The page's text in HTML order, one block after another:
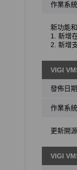
作業系
新功能
1. 新增
2. 新增
VIGI
發佈日
作業系
更新開
VIGI